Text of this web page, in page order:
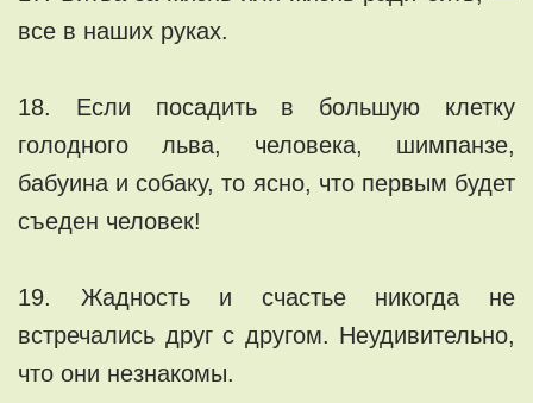
все в наших руках.
18. Если посадить в большую клетку
голодного льва, человека, шимпанзе,
бабуина и собаку, то ясно, что первым будет
съеден человек!
19. Жадность и счастье никогда не
встречались друг с другом. Неудивительно,
что они незнакомы.